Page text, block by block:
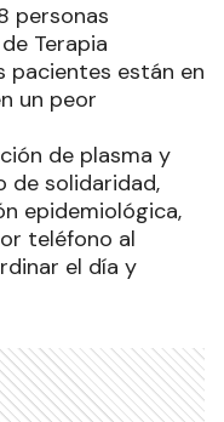
personas
Terapia
pacientes están en
un peor
de plasma y
de solidaridad,
epidemiológica,
teléfono al
el día y